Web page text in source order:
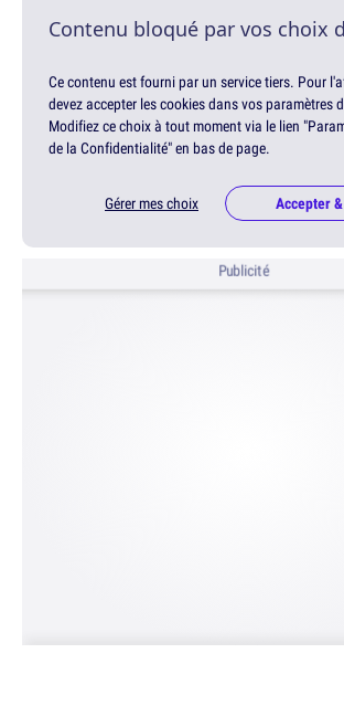
Contenu bloqué par vos choix
Ce contenu est fourni par un service tiers. Pour
devez accepter les cookies dans vos paramètres
Modifiez ce choix à tout moment via le lien
de la Confidentialité" en bas de page.
Gérer mes choix Accepter
Publicité